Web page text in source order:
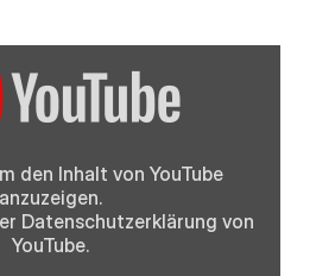
den Inhalt von YouTube
anzuzeigen.
Datenschutzerklärung von
YouTube.